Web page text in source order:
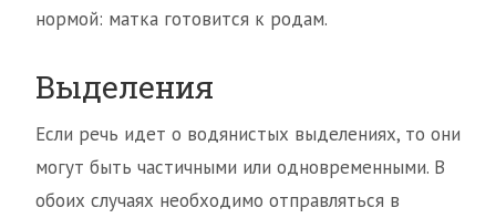
нормой: матка готовится к родам.
Выделения
Если речь идет о водянистых выделениях, то они
могут быть частичными или одновременными. В
обоих случаях необходимо отправляться в